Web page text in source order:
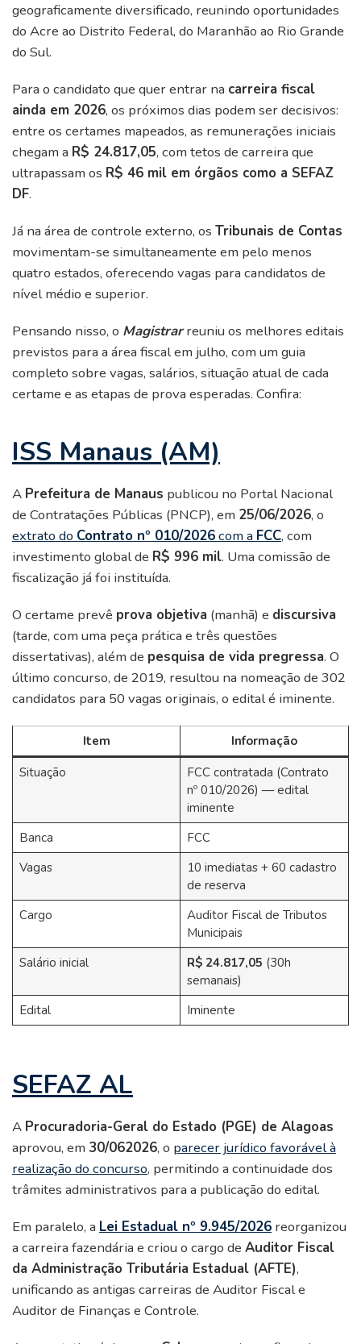
geograficamente diversificado, reunindo oportunidades
do Acre ao Distrito Federal, do Maranhão ao Rio Grande
do Sul.
Para o candidato que quer entrar na carreira fiscal
ainda em 2026, os próximos dias podem ser decisivos:
entre os certames mapeados, as remunerações iniciais
chegam a R$ 24.817,05, com tetos de carreira que
ultrapassam os R$ 46 mil em órgãos como a SEFAZ
DF.
Já na área de controle externo, os Tribunais de Contas
movimentam-se simultaneamente em pelo menos
quatro estados, oferecendo vagas para candidatos de
nível médio e superior.
Pensando nisso, o Magistrarreuniu os melhores editais
previstos para a área fiscal em julho, com um guia
completo sobre vagas, salários, situação atual de cada
certame e as etapas de prova esperadas. Confira:
ISS Manaus (AM)
A Prefeitura de Manaus publicou no Portal Nacional
de Contratações Públicas (PNCP), em 25/06/2026, o
extrato do Contrato nº 010/2026com a FCC, com
investimento global de R$ 996 mil. Uma comissão de
fiscalização já foi instituída.
O certame prevê prova objetiva (manhã) e discursiva
(tarde, com uma peça prática e três questões
dissertativas), além de pesquisa de vida pregressa. O
último concurso, de 2019, resultou na nomeação de 302
candidatos para 50 vagas originais, o edital é iminente.
Item
Informação
Situação
FCC contratada (Contrato
nº 010/2026) — edital
iminente
Banca
FCC
Vagas
10 imediatas + 60 cadastro
de reserva
Cargo
Auditor Fiscal de Tributos
Municipais
Salário inicial
R$ 24.817,05 (30h
semanais)
Edital
Iminente
SEFAZ AL
A Procuradoria-Geral do Estado (PGE) de Alagoas
aprovou, em 30/062026, o parecer jurídico favorável à
realização do concurso, permitindo a continuidade dos
trâmites administrativos para a publicação do edital.
Em paralelo, a Lei Estadual nº 9.945/2026 reorganizou
a carreira fazendária e criou o cargo de Auditor Fiscal
da Administração Tributária Estadual (AFTE),
unificando as antigas carreiras de Auditor Fiscal e
Auditor de Finanças e Controle.